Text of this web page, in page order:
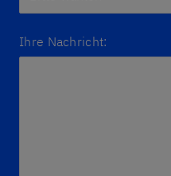
Ihre Nachricht: